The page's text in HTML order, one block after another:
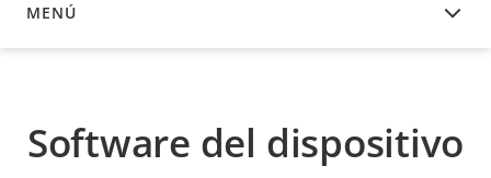
MENÚ
SOFTWARE DEL DISPOSITIVO
Software del dispositivo